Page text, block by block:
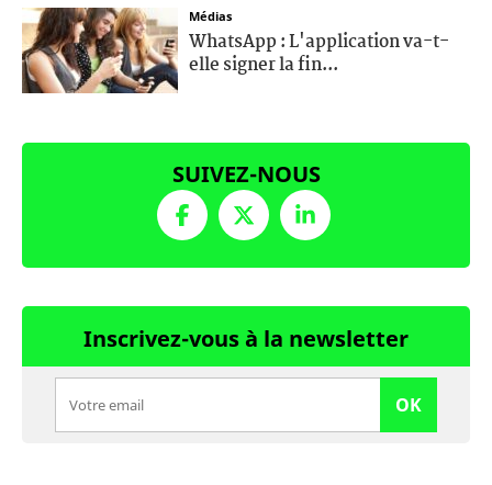
Médias
WhatsApp : L'application va-t-
elle signer la fin...
SUIVEZ-NOUS
Inscrivez-vous à la newsletter
OK